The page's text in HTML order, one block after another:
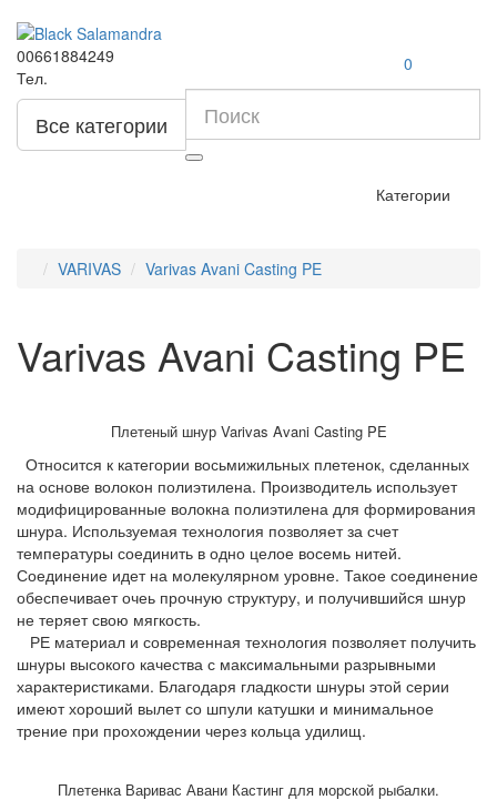
00661884249
Тел.
0
Все категории
Категории
VARIVAS Varivas Avani Casting PE
Varivas Avani Casting PE
Плетеный шнур Varivas Avani Casting PE
Относится к категории восьмижильных плетенок, сделанных
на основе волокон полиэтилена. Производитель использует
модифицированные волокна полиэтилена для формирования
шнура. Используемая технология позволяет за счет
температуры соединить в одно целое восемь нитей.
Соединение идет на молекулярном уровне. Такое соединение
обеспечивает очеь прочную структуру, и получившийся шнур
не теряет свою мягкость.
РЕ материал и современная технология позволяет получить
шнуры высокого качества с максимальными разрывными
характеристиками. Благодаря гладкости шнуры этой серии
имеют хороший вылет со шпули катушки и минимальное
трение при прохождении через кольца удилищ.
Плетенка Варивас Авани Кастинг для морской рыбалки.